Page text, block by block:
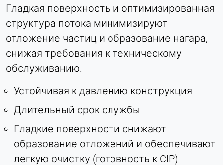
Гладкая поверхность и оптимизированная
структура потока минимизируют
отложение частиц и образование нагара,
снижая требования к техническому
обслуживанию.
Устойчивая к давлению конструкция
Длительный срок службы
Гладкие поверхности снижают
образование отложений и обеспечивают
легкую очистку (готовность к CIP)